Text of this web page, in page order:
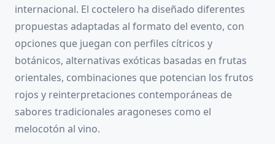
internacional. El coctelero ha diseñado diferentes
propuestas adaptadas al formato del evento, con
opciones que juegan con perfiles cítricos y
botánicos, alternativas exóticas basadas en frutas
orientales, combinaciones que potencian los frutos
rojos y reinterpretaciones contemporáneas de
sabores tradicionales aragoneses como el
melocotón al vino.